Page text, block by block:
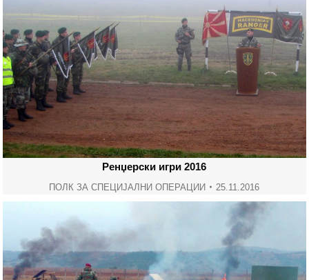
Ренџерски игри 2016
ПОЛК ЗА СПЕЦИЈАЛНИ ОПЕРАЦИИ 25.11.2016